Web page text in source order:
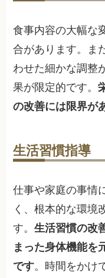
食事内容の大幅な
合があります。ま
わせた細かな調整
果が限定的です。
の改善には限界が
生活習慣指導
仕事や家庭の事情
く、根本的な環境
す。生活習慣の改
まった身体機能を
です。時間をかけ